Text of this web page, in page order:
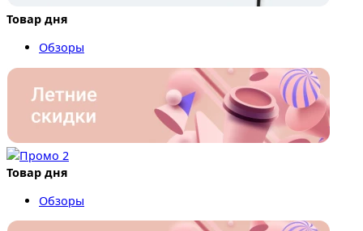
Товар дня
Обзоры
Товар дня
Обзоры